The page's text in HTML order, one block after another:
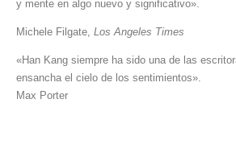
y mente en algo nuevo y significativo».
Michele Filgate, Los Angeles Times
«Han Kang siempre ha sido una de las
ensancha el cielo de los sentimientos».
Max Porter